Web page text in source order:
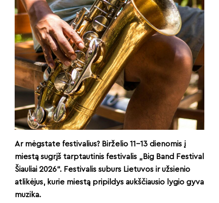
Ar mėgstate festivalius? Birželio 11–13 dienomis į
miestą sugrįš tarptautinis festivalis „Big Band Festival
Šiauliai 2026“. Festivalis suburs Lietuvos ir užsienio
atlikėjus, kurie miestą pripildys aukščiausio lygio gyva
muzika.